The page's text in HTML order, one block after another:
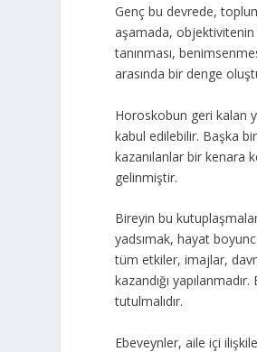
Genç bu devrede,
aşamada, objektivitenin
tanınması,
arasında bir denge
Horoskobun geri kalan
kabul edilebilir. Başka
kazanılanlar bir kenara
gelinmiştir.
Bireyin bu
yadsımak, hayat
tüm etkiler, imajlar,
kazandığı
tutulmalıdır.
Ebeveynler, aile içi